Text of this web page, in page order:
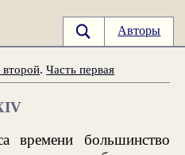
Авторы
.Часть первая
времени большинство